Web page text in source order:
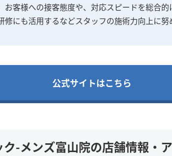
お客様への接客態度や、対応スピードを総合的
にも活用するなどスタッフの施術力向上に努
公式サイトはこちら
-メンズ富山院の店舗情報・